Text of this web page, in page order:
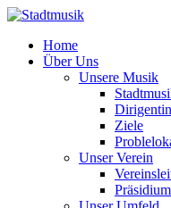
Home
Über Uns
Unsere Musik
Dirigentin
Ziele
Unser Verein
Präsidium